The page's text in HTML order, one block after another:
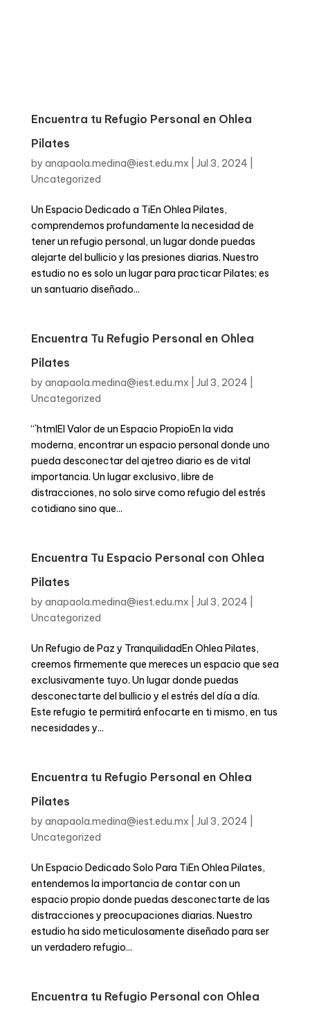
Encuentra tu Refugio Personal en Ohlea
Pilates
by anapaola.medina@iest.edu.mx Jul 3, 2024
Uncategorized
Un Espacio Dedicado a TiEn Ohlea Pilates,
comprendemos profundamente la necesidad de
tener un refugio personal, un lugar donde puedas
alejarte del bullicio y las presiones diarias. Nuestro
estudio no es solo un lugar para practicar Pilates; es
un santuario diseñado...
Encuentra Tu Refugio Personal en Ohlea
Pilates
by anapaola.medina@iest.edu.mx Jul 3, 2024
Uncategorized
“`htmlEl Valor de un Espacio PropioEn la vida
moderna, encontrar un espacio personal donde uno
pueda desconectar del ajetreo diario es de vital
importancia. Un lugar exclusivo, libre de
distracciones, no solo sirve como refugio del estrés
cotidiano sino que...
Encuentra Tu Espacio Personal con Ohlea
Pilates
by anapaola.medina@iest.edu.mx Jul 3, 2024
Uncategorized
Un Refugio de Paz y TranquilidadEn Ohlea Pilates,
creemos firmemente que mereces un espacio que sea
exclusivamente tuyo. Un lugar donde puedas
desconectarte del bullicio y el estrés del día a día.
Este refugio te permitirá enfocarte en ti mismo, en tus
necesidades y...
Encuentra tu Refugio Personal en Ohlea
Pilates
by anapaola.medina@iest.edu.mx Jul 3, 2024
Uncategorized
Un Espacio Dedicado Solo Para TiEn Ohlea Pilates,
entendemos la importancia de contar con un
espacio propio donde puedas desconectarte de las
distracciones y preocupaciones diarias. Nuestro
estudio ha sido meticulosamente diseñado para ser
un verdadero refugio...
Encuentra tu Refugio Personal con Ohlea